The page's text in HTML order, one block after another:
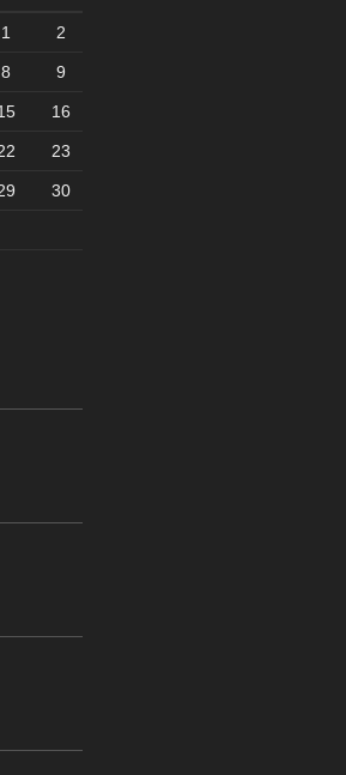
1 2
8 9
16
23
30